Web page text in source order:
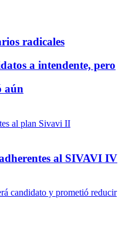
radicales
a intendente, pero
aún
al SIVAVI IV